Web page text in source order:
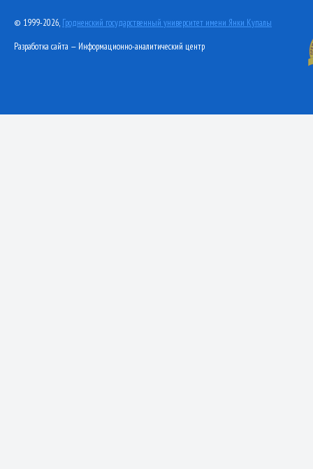
© 1999-2026, Гродненский государственный университет имени Янки Купалы
Разработка сайта — Информационно-аналитический центр